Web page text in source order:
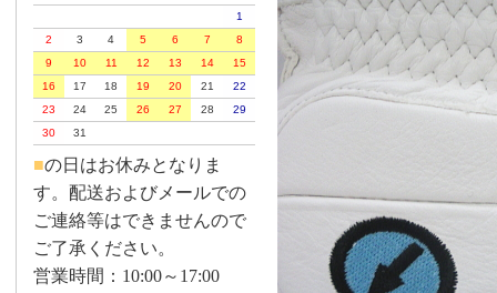
1
2
3 4 5 6 7
8
9
10 11 12 13 14
15
16
17 18 19 20 21
22
23
24 25 26 27 28
29
30
31
■の日はお休みとなりま
す。配送およびメールでの
ご連絡等はできませんので
ご了承ください。
営業時間：10:00～17:00